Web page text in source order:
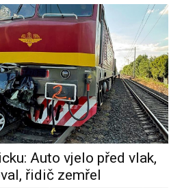
Auto vjelo před vlak,
řidič zemřel